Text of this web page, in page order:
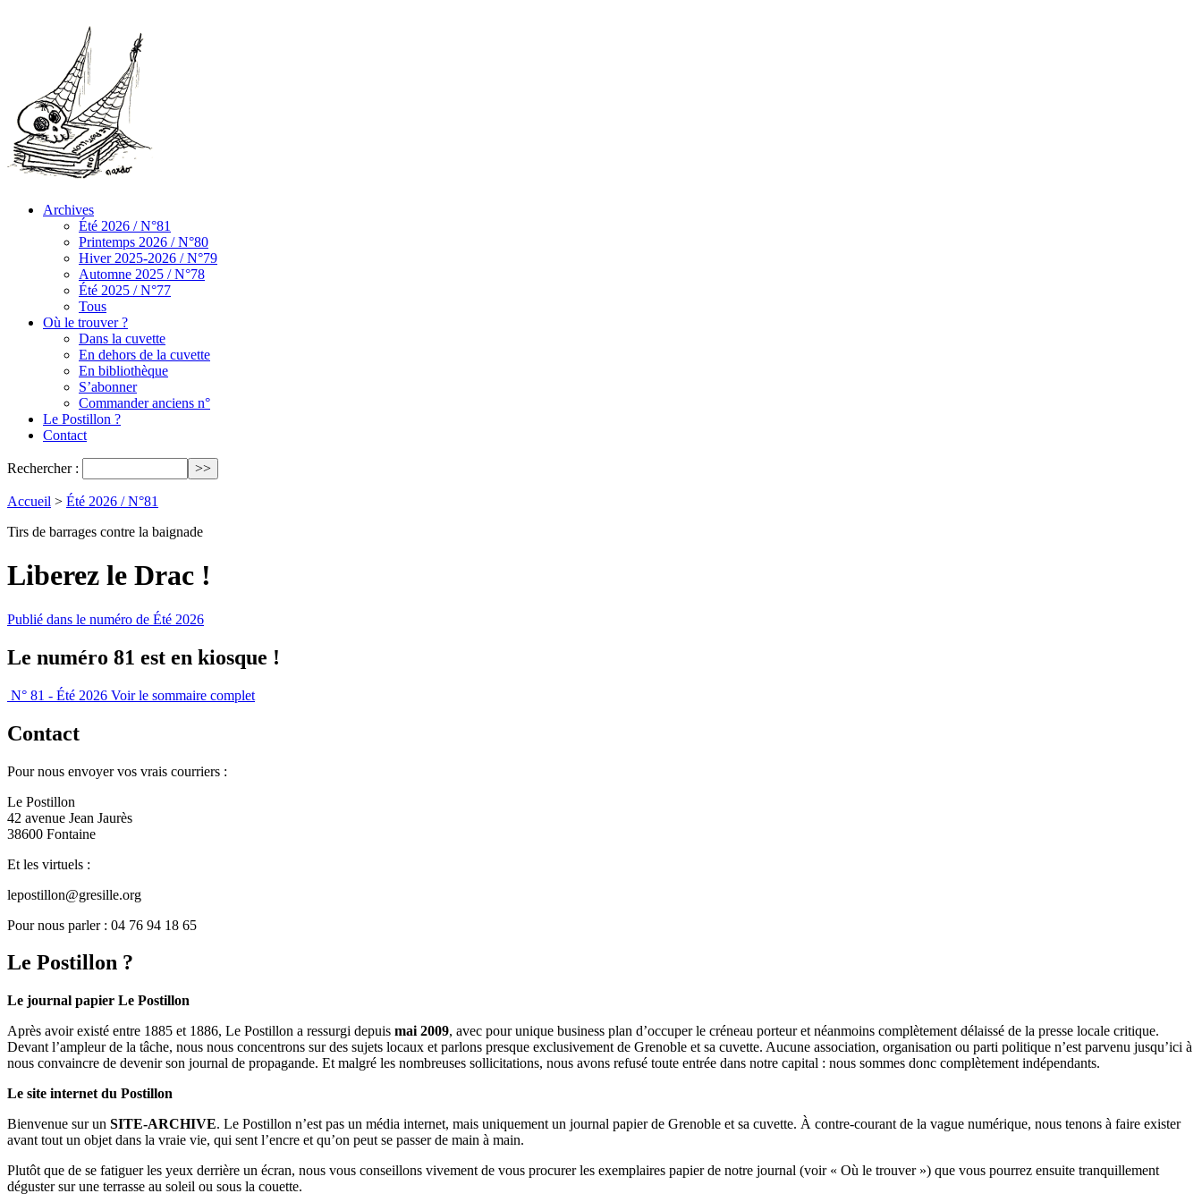
Archives
Été 2026 / N°81
Printemps 2026 / N°80
Hiver 2025-2026 / N°79
Automne 2025 / N°78
Été 2025 / N°77
Tous
Où le trouver ?
Dans la cuvette
En dehors de la cuvette
En bibliothèque
S’abonner
Commander anciens n°
Le Postillon ?
Contact
Rechercher :
Accueil > Été 2026 / N°81
Tirs de barrages contre la baignade
Liberez le Drac !
Publié dans le numéro de Été 2026
Le numéro 81 est en kiosque !
N° 81 - Été 2026 Voir le sommaire complet
Contact
Pour nous envoyer vos vrais courriers :
Le Postillon
42 avenue Jean Jaurès
38600 Fontaine
Et les virtuels :
lepostillon@gresille.org
Pour nous parler : 04 76 94 18 65
Le Postillon ?
Le journal papier Le Postillon
Après avoir existé entre 1885 et 1886, Le Postillon a ressurgi depuis mai 2009, avec pour unique business plan d’occuper le créneau porteur et néanmoins complètement délaissé de la presse locale critique.
Devant l’ampleur de la tâche, nous nous concentrons sur des sujets locaux et parlons presque exclusivement de Grenoble et sa cuvette. Aucune association, organisation ou parti politique n’est parvenu jusqu’ici à
nous convaincre de devenir son journal de propagande. Et malgré les nombreuses sollicitations, nous avons refusé toute entrée dans notre capital : nous sommes donc complètement indépendants.
Le site internet du Postillon
Bienvenue sur un SITE-ARCHIVE. Le Postillon n’est pas un média internet, mais uniquement un journal papier de Grenoble et sa cuvette. À contre-courant de la vague numérique, nous tenons à faire exister
avant tout un objet dans la vraie vie, qui sent l’encre et qu’on peut se passer de main à main.
Plutôt que de se fatiguer les yeux derrière un écran, nous vous conseillons vivement de vous procurer les exemplaires papier de notre journal (voir « Où le trouver ») que vous pourrez ensuite tranquillement
déguster sur une terrasse au soleil ou sous la couette.